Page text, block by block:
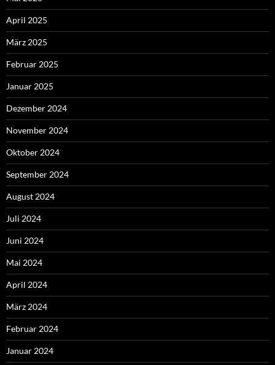
April 2025
März 2025
Februar 2025
Januar 2025
Dezember 2024
November 2024
Oktober 2024
September 2024
August 2024
Juli 2024
Juni 2024
Mai 2024
April 2024
März 2024
Februar 2024
Januar 2024